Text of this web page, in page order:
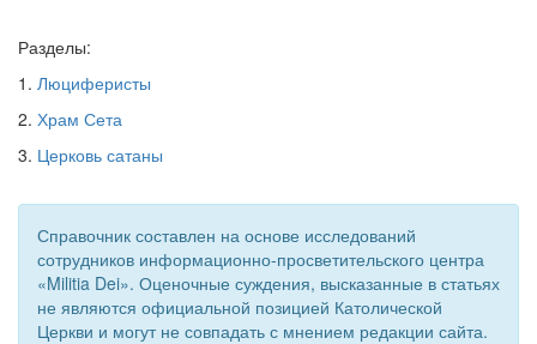
Разделы:
1. Люциферисты
2. Храм Сета
3. Церковь сатаны
Справочник составлен на основе исследований
сотрудников информационно-просветительского центра
«Militia Dei». Оценочные суждения, высказанные в статьях
не являются официальной позицией Католической
Церкви и могут не совпадать с мнением редакции сайта.